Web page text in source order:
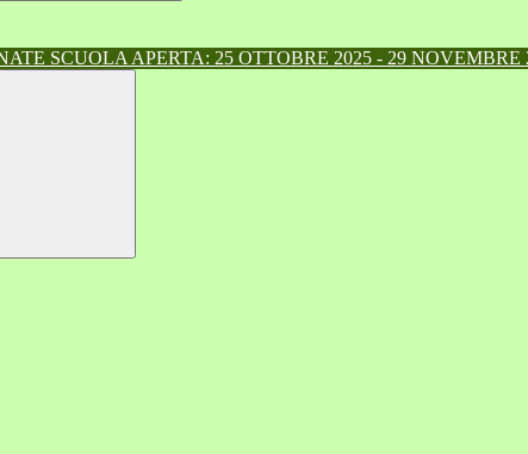
SCUOLA APERTA: 25 OTTOBRE 2025 - 29 NOVEMBRE